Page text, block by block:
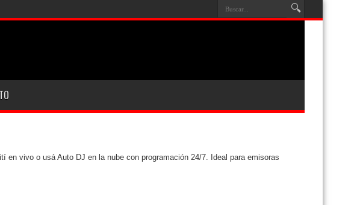
vivo o usá Auto DJ en la nube con programación 24/7. Ideal para emisoras